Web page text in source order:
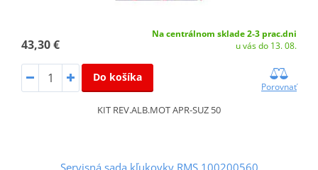
43,30 €
Na centrálnom sklade 2-3 prac.dni
u vás do 13. 08.
Do košíka
Porovnať
KIT REV.ALB.MOT APR-SUZ 50
Servisná sada kľukovky RMS 100200560